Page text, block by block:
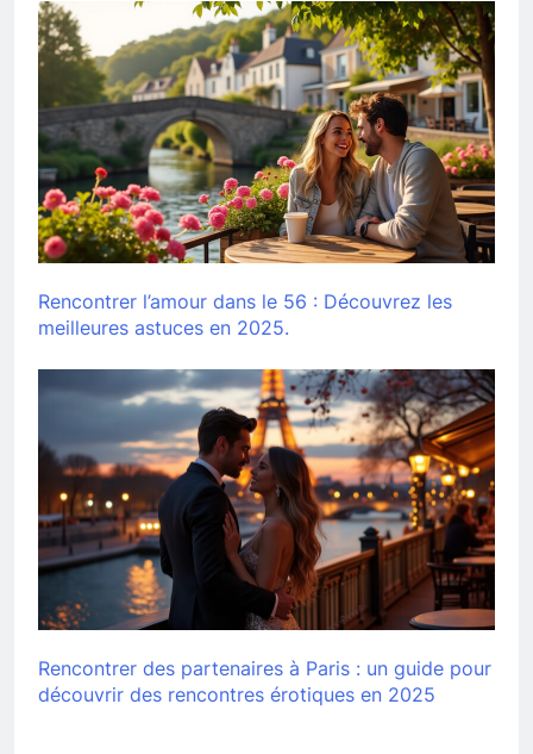
Rencontrer l’amour dans le 56 : Découvrez les
meilleures astuces en 2025.
Rencontrer des partenaires à Paris : un guide pour
découvrir des rencontres érotiques en 2025